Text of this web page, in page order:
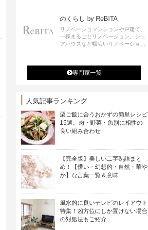
のくらし by ReBITA
リノベーショマンションや戸建て、
一棟まるごとリノベーション、シェ
アハウスなど幅広いリノベーション
スなど、「住む」だけではなく「働
く」「遊ぶ」「学ぶ」「旅する」と
いった領域でも、暮らしや生き方を
専門家一覧
人気記事ランキング
栗ご飯に合うおかずの簡単レシピ
15選。肉・野菜・魚別に相性の
良い組み合わせ
【完全版】美しい二字熟語まと
め！【儚い・幻想的・自然・華や
か】な言葉一覧＆意味
風水的に良いテレビのレイアウト
特集！凶方位にしか置けない場合
の対処法もご紹介